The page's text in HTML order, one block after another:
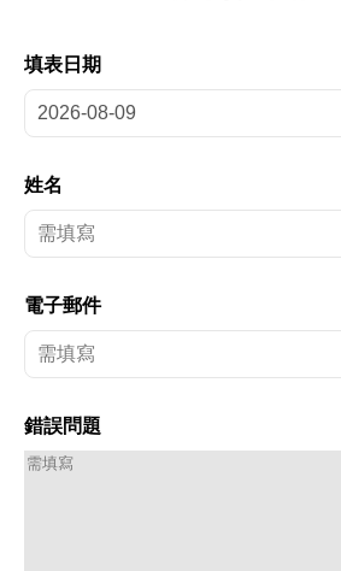
填表日期
姓名
電子郵件
錯誤問題